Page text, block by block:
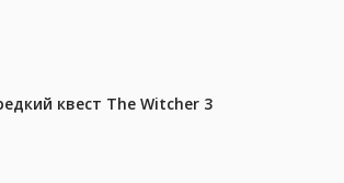
квест The Witcher 3